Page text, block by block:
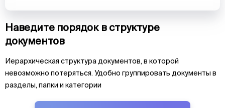
Наведите порядок в структуре
документов
Иерархическая структура документов, в которой
невозможно потеряться. Удобно группировать документы в
разделы, папки и категории